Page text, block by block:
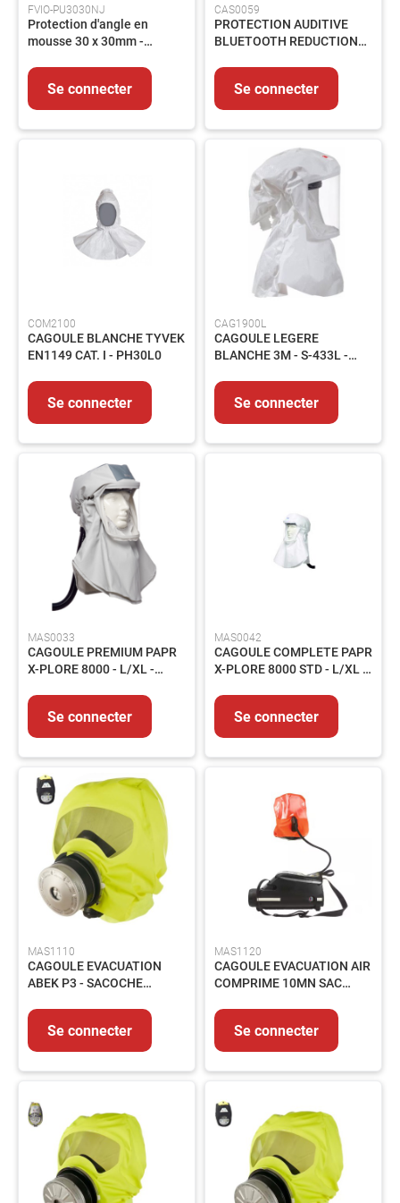
Transmission
Filtration
Controles
et
mesures
Nos
Saisonnier
Promotions
Métiers
FVIO-PU3030NJ
Protection d'angle en
mousse 30 x 30mm -
Se connecter
CAS0059
PROTECTION AUDITIVE
BLUETOOTH REDUCTION
301
Se connecter
COM2100
CAGOULE BLANCHE TYVEK
EN1149 CAT. I - PH30L0
Se connecter
CAG1900L
CAGOULE LEGERE
BLANCHE 3M - S-433L -
Se connecter
MAS0033
CAGOULE PREMIUM PAPR
X-PLORE 8000 - L/XL -
Se connecter
MAS0042
CAGOULE COMPLETE PAPR
X-PLORE 8000 STD - L/XL -
Se connecter
MAS1110
CAGOULE EVACUATION
ABEK P3 - SACOCHE
Se connecter
MAS1120
CAGOULE EVACUATION AIR
COMPRIME 10MN SAC
CF15
Se connecter